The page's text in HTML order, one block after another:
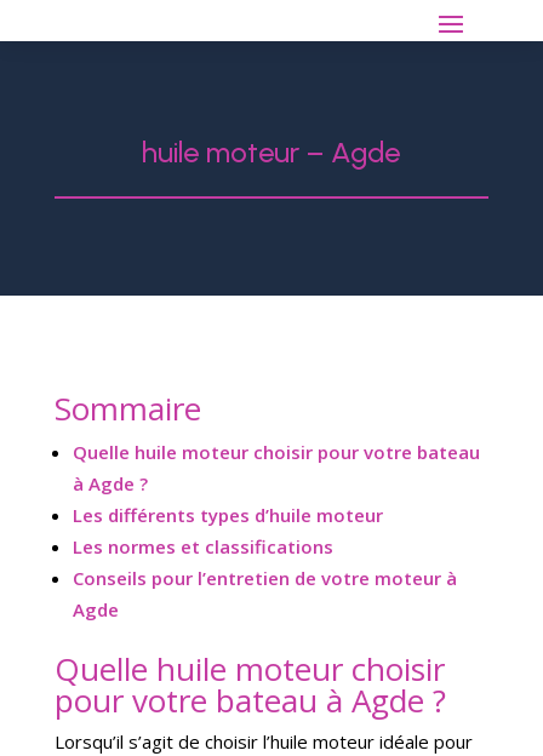
huile moteur – Agde
Sommaire
Quelle huile moteur choisir pour votre bateau
à Agde ?
Les différents types d’huile moteur
Les normes et classifications
Conseils pour l’entretien de votre moteur à
Agde
Quelle huile moteur choisir
pour votre bateau à Agde ?
Lorsqu’il s’agit de choisir l’huile moteur idéale pour